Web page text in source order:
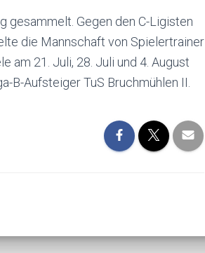
gesammelt. Gegen den C-Ligisten
die Mannschaft von Spielertrainer
am 21. Juli, 28. Juli und 4. August
B-Aufsteiger TuS Bruchmühlen II.